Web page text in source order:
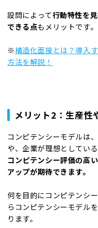
設問によって行動特性を
できる点もメリットです。
※構造化面接とは？導入
方法を解説！
メリット2：生産性
コンピテンシーモデルは
や、企業が理想としてい
コンピテンシー評価の高
アップが期待できます。
何を目的にコンピテンシ
らコンピテンシーモデル
ります。